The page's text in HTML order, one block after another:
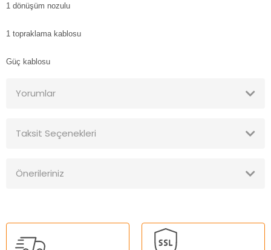
1 dönüşüm nozulu
1 topraklama kablosu
Güç kablosu
Yorumlar
Taksit Seçenekleri
Önerileriniz
kullanarak tarafımıza iletebilirsiniz.
Görüş ve önerileriniz için teşekkür ederiz.